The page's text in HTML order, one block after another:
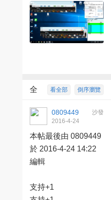
倒序瀏覽
看全部
全
部回復 2 沙發
0809449
2016-4-24
本帖最後由 0809449
於 2016-4-24 14:22
編輯
支持+1